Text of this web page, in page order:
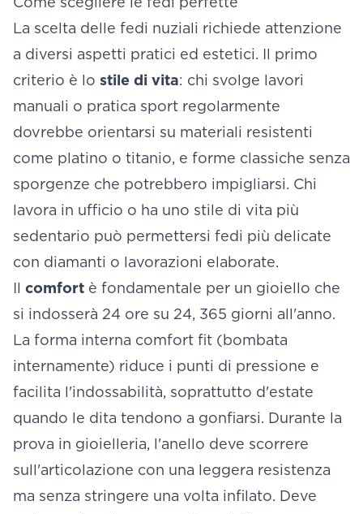
La scelta delle fedi nuziali richiede attenzione
a diversi aspetti pratici ed estetici. Il primo
criterio è lo stile di vita: chi svolge lavori
manuali o pratica sport regolarmente
dovrebbe orientarsi su materiali resistenti
come platino o titanio, e forme classiche senza
sporgenze che potrebbero impigliarsi. Chi
lavora in ufficio o ha uno stile di vita più
sedentario può permettersi fedi più delicate
con diamanti o lavorazioni elaborate.
Il comfort è fondamentale per un gioiello che
si indosserà 24 ore su 24, 365 giorni all'anno.
La forma interna comfort fit (bombata
internamente) riduce i punti di pressione e
facilita l'indossabilità, soprattutto d'estate
quando le dita tendono a gonfiarsi. Durante la
prova in gioielleria, l'anello deve scorrere
sull'articolazione con una leggera resistenza
ma senza stringere una volta infilato. Deve